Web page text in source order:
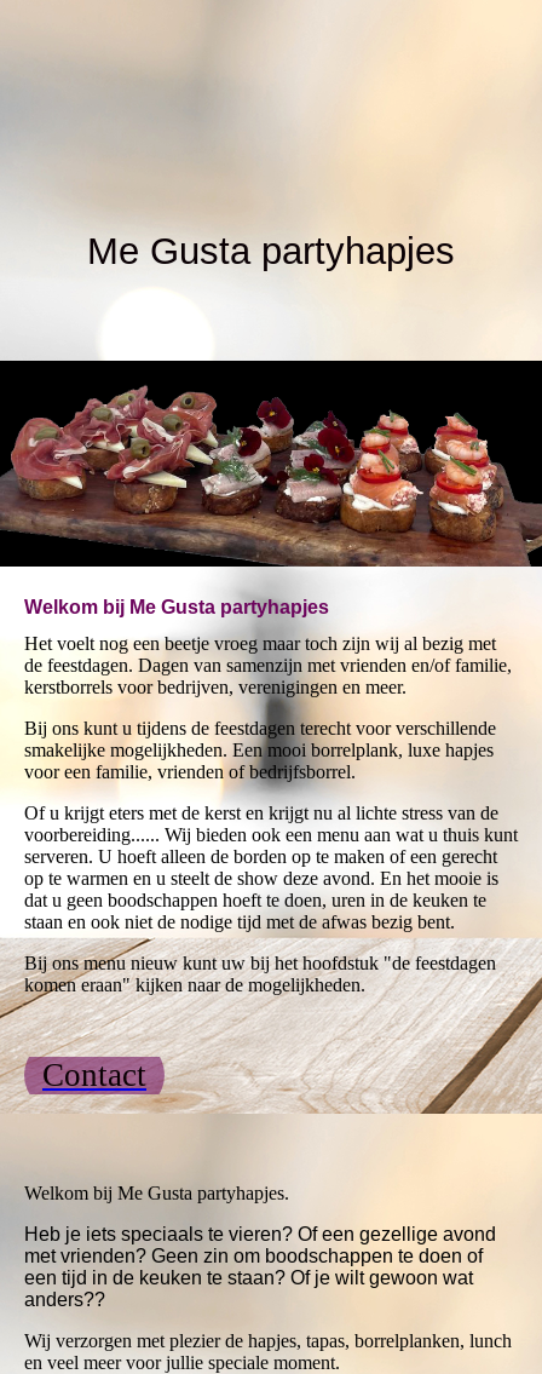
Me Gusta partyhapjes
Welkom bij Me Gusta partyhapjes
Het voelt nog een beetje vroeg maar toch zijn wij al bezig met
de feestdagen. Dagen van samenzijn met vrienden en/of familie,
kerstborrels voor bedrijven, verenigingen en meer.
Bij ons kunt u tijdens de feestdagen terecht voor verschillende
smakelijke mogelijkheden. Een mooi borrelplank, luxe hapjes
voor een familie, vrienden of bedrijfsborrel.
Of u krijgt eters met de kerst en krijgt nu al lichte stress van de
voorbereiding...... Wij bieden ook een menu aan wat u thuis kunt
serveren. U hoeft alleen de borden op te maken of een gerecht
op te warmen en u steelt de show deze avond. En het mooie is
dat u geen boodschappen hoeft te doen, uren in de keuken te
staan en ook niet de nodige tijd met de afwas bezig bent.
Bij ons menu nieuw kunt uw bij het hoofdstuk "de feestdagen
komen eraan" kijken naar de mogelijkheden.
Contact
Welkom bij Me Gusta partyhapjes.
Heb je iets speciaals te vieren? Of een gezellige avond
met vrienden? Geen zin om boodschappen te doen of
een tijd in de keuken te staan? Of je wilt gewoon wat
anders??
Wij verzorgen met plezier de hapjes, tapas, borrelplanken, lunch
en veel meer voor jullie speciale moment.